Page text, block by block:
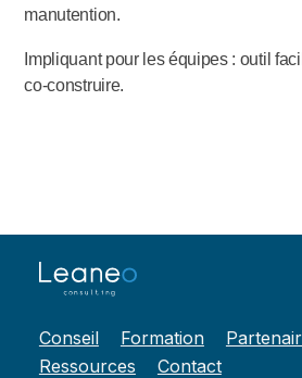
manutention.
Impliquant pour les équipes : outil
co-construire.
Conseil Formation
Ressources
Contact